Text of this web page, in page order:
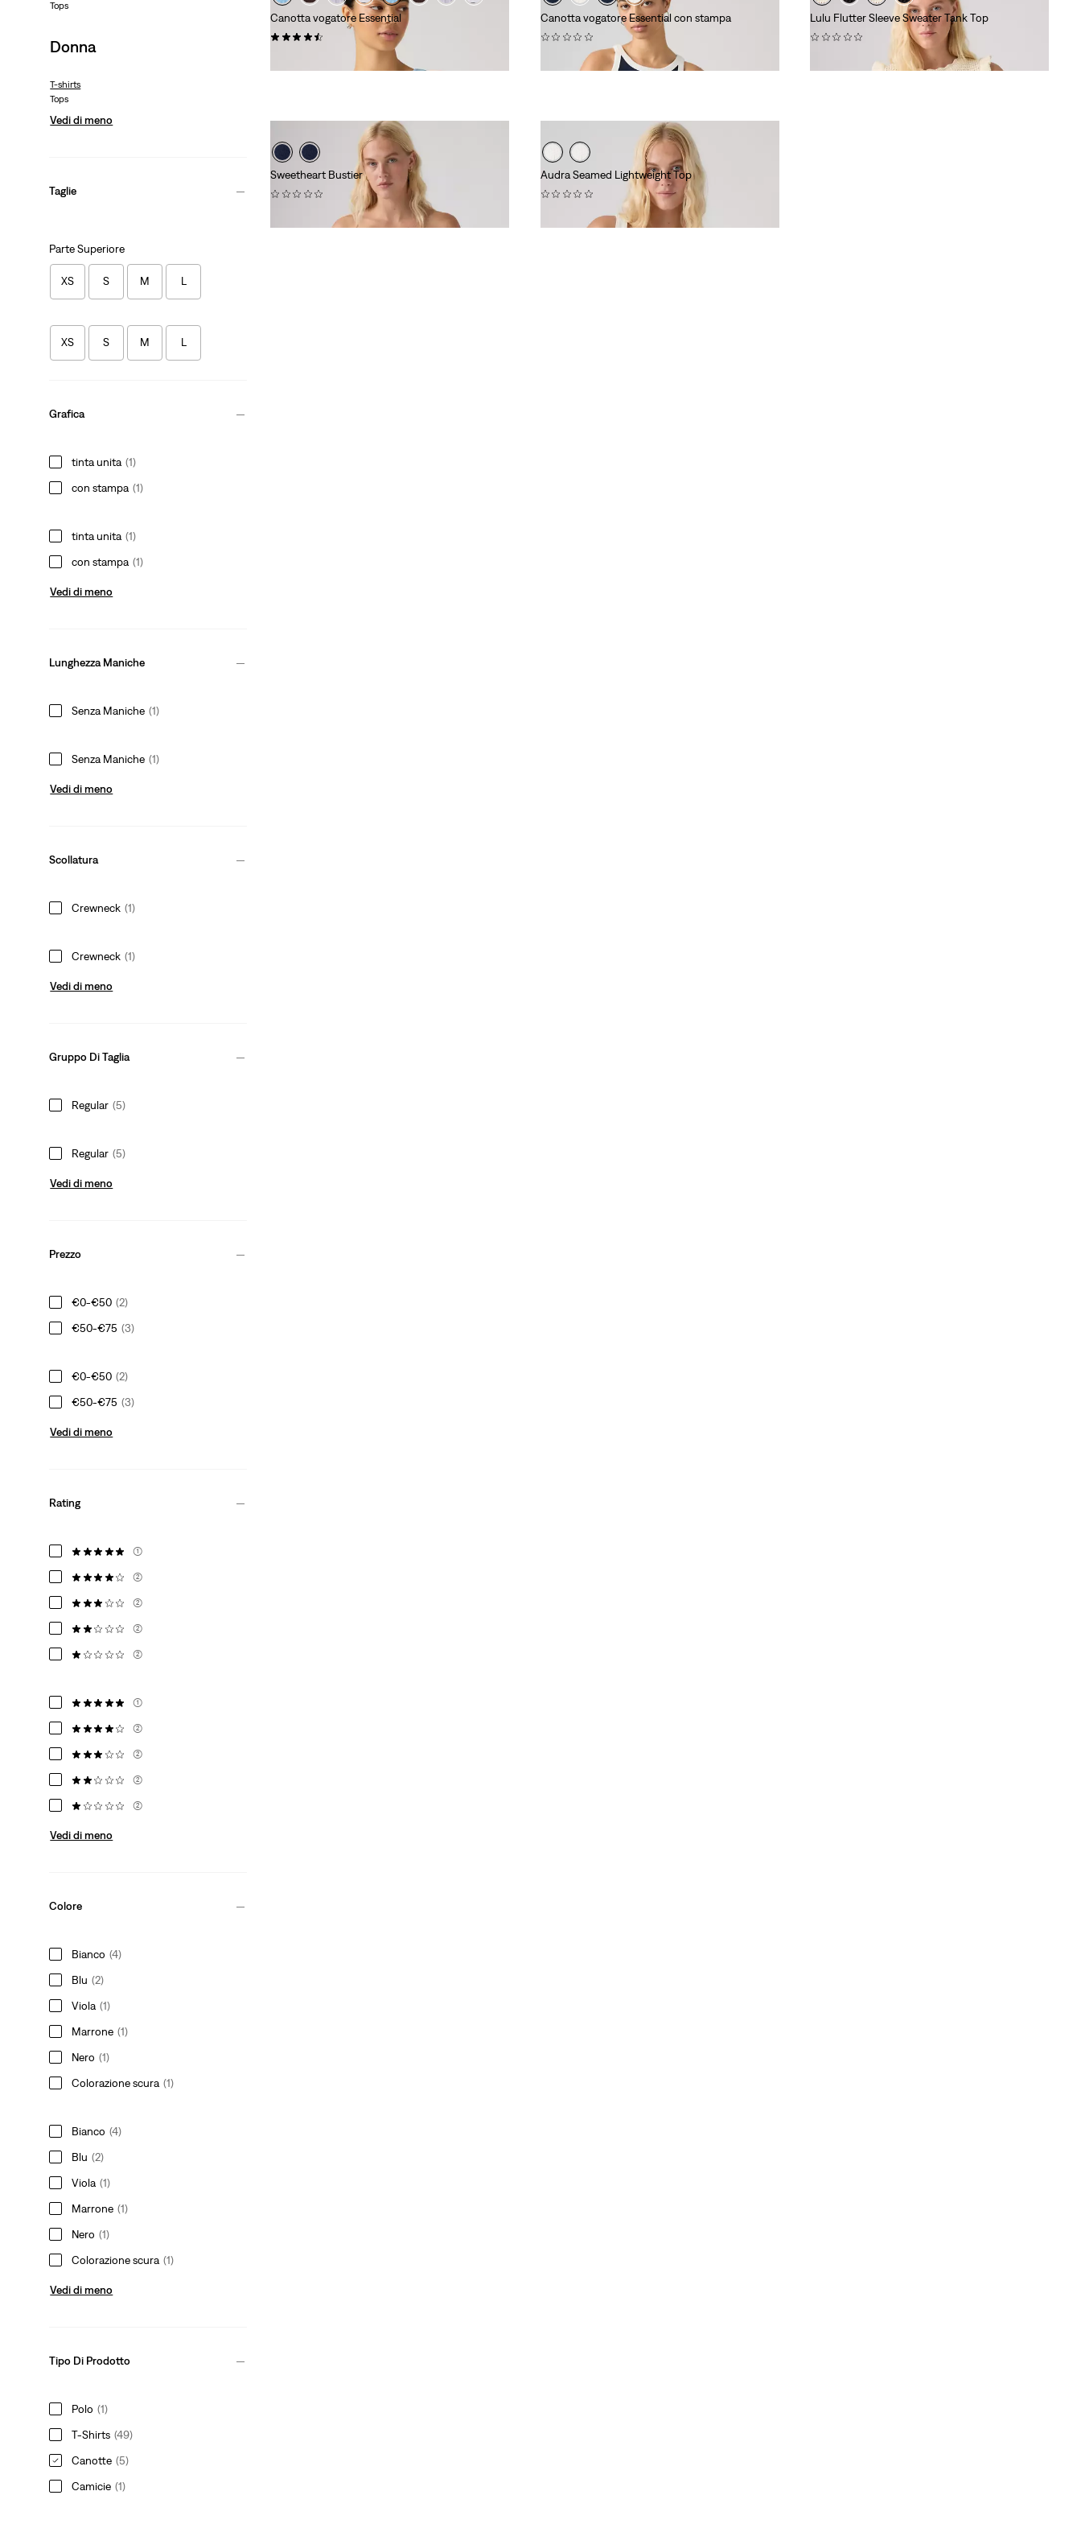
Tops
Donna
T-shirts
Tops
Vedi di meno
Taglie
Parte Superiore
XS S M L
XS S M L
Grafica
tinta unita (1)
con stampa (1)
tinta unita (1)
con stampa (1)
Vedi di meno
Lunghezza Maniche
Senza Maniche (1)
Senza Maniche (1)
Vedi di meno
Scollatura
Crewneck (1)
Crewneck (1)
Vedi di meno
Gruppo Di Taglia
Regular (5)
Regular (5)
Vedi di meno
Prezzo
€0-€50 (2)
€50-€75 (3)
€0-€50 (2)
€50-€75 (3)
Vedi di meno
Rating
(1)
(2)
(2)
(2)
(2)
(1)
(2)
(2)
(2)
(2)
Vedi di meno
Colore
Bianco (4)
Blu (2)
Viola (1)
Marrone (1)
Nero (1)
Colorazione scura (1)
Bianco (4)
Blu (2)
Viola (1)
Marrone (1)
Nero (1)
Colorazione scura (1)
Vedi di meno
Tipo Di Prodotto
Polo (1)
T-Shirts (49)
Canotte (5)
Camicie (1)
Canotta vogatore Essential
Canotta vogatore Essential con stampa
Lulu Flutter Sleeve Sweater Tank Top
Sweetheart Bustier
Audra Seamed Lightweight Top